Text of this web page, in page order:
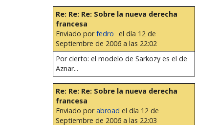
Re: Re: Re: Sobre la nueva derecha
francesa
Enviado porfedro_ el día 12 de
Septiembre de 2006 a las 22:02
Por cierto: el modelo de Sarkozy es el de
Aznar...
Re: Re: Re: Sobre la nueva derecha
francesa
Enviado porabroad el día 12 de
Septiembre de 2006 a las 22:03